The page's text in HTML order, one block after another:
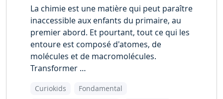
La chimie est une matière qui peut paraître
inaccessible aux enfants du primaire, au
premier abord. Et pourtant, tout ce qui les
entoure est composé d'atomes, de
molécules et de macromolécules.
Transformer …
Curiokids
Fondamental